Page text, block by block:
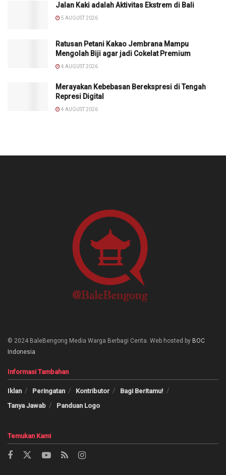
Jalan Kaki adalah Aktivitas Ekstrem di Bali
5 AUGUST 2026
Ratusan Petani Kakao Jembrana Mampu
Mengolah Biji agar jadi Cokelat Premium
4 AUGUST 2026
Merayakan Kebebasan Berekspresi di Tengah
Represi Digital
4 AUGUST 2026
© 2024 BaleBengong Media Warga Berbagi Cerita. Web hosted by BOC
Indonesia
Informasi Tambahan
Iklan Peringatan Kontributor
Bagi Beritamu!
Tanya Jawab
Panduan Logo
Temukan Kami